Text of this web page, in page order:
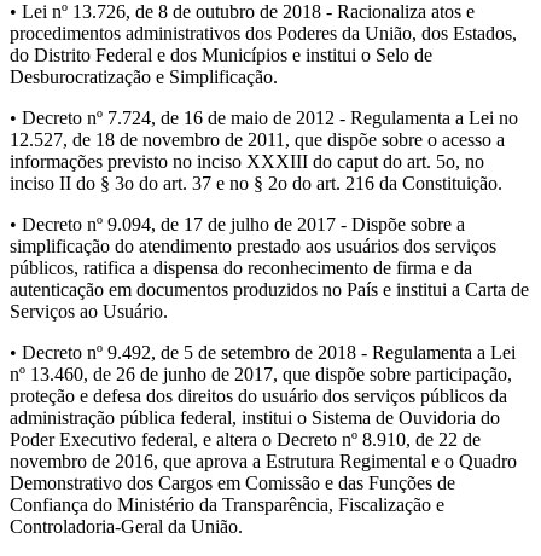
• Lei nº 13.726, de 8 de outubro de 2018 - Racionaliza atos e
procedimentos administrativos dos Poderes da União, dos Estados,
do Distrito Federal e dos Municípios e institui o Selo de
Desburocratização e Simplificação.
• Decreto nº 7.724, de 16 de maio de 2012 - Regulamenta a Lei no
12.527, de 18 de novembro de 2011, que dispõe sobre o acesso a
informações previsto no inciso XXXIII do caput do art. 5o, no
inciso II do § 3o do art. 37 e no § 2o do art. 216 da Constituição.
• Decreto nº 9.094, de 17 de julho de 2017 - Dispõe sobre a
simplificação do atendimento prestado aos usuários dos serviços
públicos, ratifica a dispensa do reconhecimento de firma e da
autenticação em documentos produzidos no País e institui a Carta de
Serviços ao Usuário.
• Decreto nº 9.492, de 5 de setembro de 2018 - Regulamenta a Lei
nº 13.460, de 26 de junho de 2017, que dispõe sobre participação,
proteção e defesa dos direitos do usuário dos serviços públicos da
administração pública federal, institui o Sistema de Ouvidoria do
Poder Executivo federal, e altera o Decreto nº 8.910, de 22 de
novembro de 2016, que aprova a Estrutura Regimental e o Quadro
Demonstrativo dos Cargos em Comissão e das Funções de
Confiança do Ministério da Transparência, Fiscalização e
Controladoria-Geral da União.